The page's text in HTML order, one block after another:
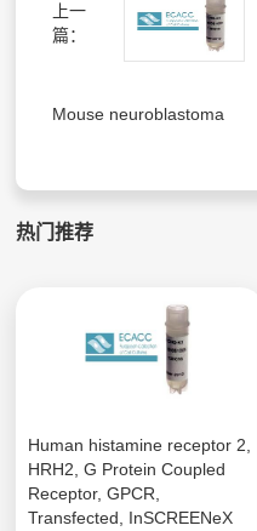
上一
篇：
Mouse neuroblastoma
热门推荐
Human histamine receptor 2,
HRH2, G Protein Coupled
Receptor, GPCR,
Transfected, InSCREENeX